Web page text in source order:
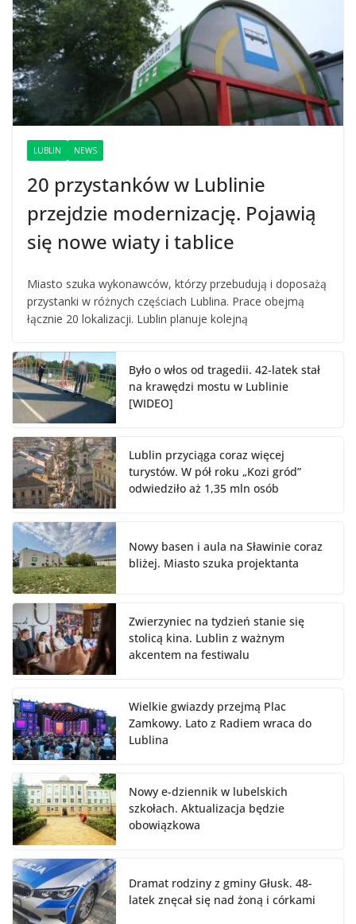
LUBLIN NEWS
20 przystanków w Lublinie
przejdzie modernizację. Pojawią
się nowe wiaty i tablice
Miasto szuka wykonawców, którzy przebudują i doposażą
przystanki w różnych częściach Lublina. Prace obejmą
łącznie 20 lokalizacji. Lublin planuje kolejną
Było o włos od tragedii. 42-latek stał
na krawędzi mostu w Lublinie
[WIDEO]
Lublin przyciąga coraz więcej
turystów. W pół roku „Kozi gród”
odwiedziło aż 1,35 mln osób
Nowy basen i aula na Sławinie coraz
bliżej. Miasto szuka projektanta
Zwierzyniec na tydzień stanie się
stolicą kina. Lublin z ważnym
akcentem na festiwalu
Wielkie gwiazdy przejmą Plac
Zamkowy. Lato z Radiem wraca do
Lublina
Nowy e-dziennik w lubelskich
szkołach. Aktualizacja będzie
obowiązkowa
Dramat rodziny z gminy Głusk. 48-
latek znęcał się nad żoną i córkami